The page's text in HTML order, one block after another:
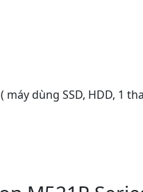
dùng SSD, HDD, 1